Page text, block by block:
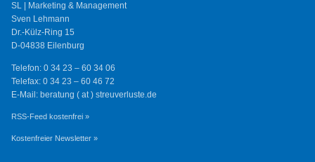
SL | Marketing & Management
Sven Lehmann
Dr.-Külz-Ring 15
D-04838 Eilenburg
Telefon: 0 34 23 – 60 34 06
Telefax: 0 34 23 – 60 46 72
E-Mail: beratung ( at ) streuverluste.de
RSS-Feed kostenfrei »
Kostenfreier Newsletter »